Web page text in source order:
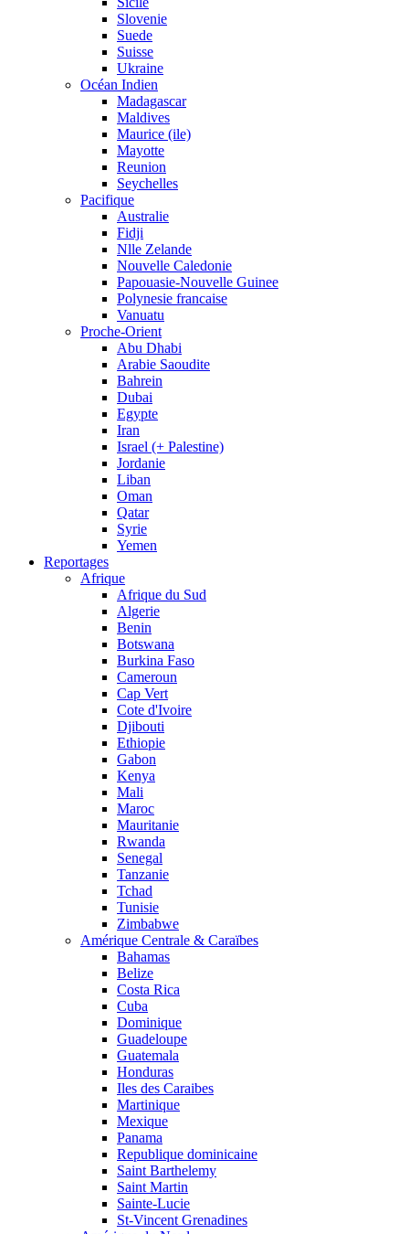
Slovenie
Suede
Suisse
Ukraine
Océan Indien
Madagascar
Maldives
Maurice (ile)
Mayotte
Reunion
Seychelles
Pacifique
Australie
Fidji
Nlle Zelande
Nouvelle Caledonie
Papouasie-Nouvelle Guinee
Polynesie francaise
Vanuatu
Proche-Orient
Abu Dhabi
Arabie Saoudite
Bahrein
Dubai
Egypte
Iran
Israel (+ Palestine)
Jordanie
Liban
Oman
Qatar
Syrie
Yemen
Reportages
Afrique
Afrique du Sud
Algerie
Benin
Botswana
Burkina Faso
Cameroun
Cap Vert
Cote d'Ivoire
Djibouti
Ethiopie
Gabon
Kenya
Mali
Maroc
Mauritanie
Rwanda
Senegal
Tanzanie
Tchad
Tunisie
Zimbabwe
Amérique Centrale & Caraïbes
Bahamas
Belize
Costa Rica
Cuba
Dominique
Guadeloupe
Guatemala
Honduras
Iles des Caraibes
Martinique
Mexique
Panama
Republique dominicaine
Saint Barthelemy
Saint Martin
Sainte-Lucie
St-Vincent Grenadines